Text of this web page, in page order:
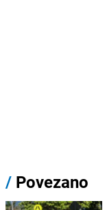
/ Povezano